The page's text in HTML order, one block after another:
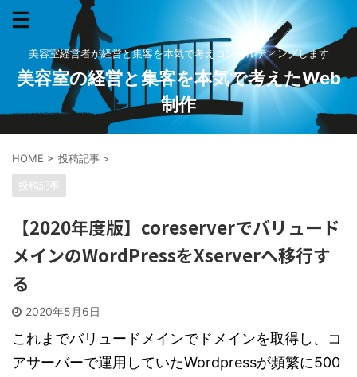
美容室経営者が経営と集客を本気で考えコンサルティングします
美容室の経営と集客を本気で考えたWeb
制作
HOME > 投稿記事 >
投稿記事
【2020年度版】coreserverでバリュード
メインのWordPressをXserverへ移行す
る
2020年5月6日
これまでバリュードメインでドメインを取得し、コ
アサーバーで運用していたWordpressが頻繁に500